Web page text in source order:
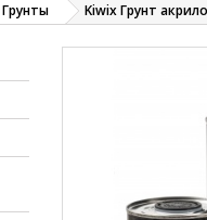
Грунты Kiwix Грунт